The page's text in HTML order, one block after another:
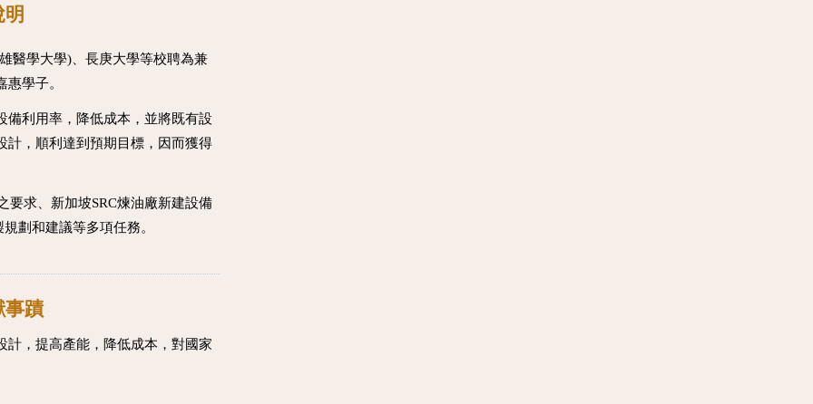
醫學大學)、長庚大學等校聘為兼
學子。
備利用率，降低成本，並將既有設
計，順利達到預期目標，因而獲得
要求、新加坡SRC煉油廠新建設備
劃和建議等多項任務。
事蹟
計，提高產能，降低成本，對國家